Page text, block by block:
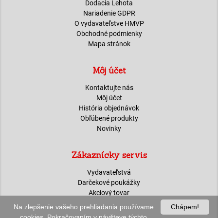
shopping_cart
Dodacia Lehota
Nariadenie GDPR
O vydavateľstve HMVP
Obchodné podmienky
Mapa stránok
Môj účet
Kontaktujte nás
Môj účet
História objednávok
Obľúbené produkty
Novinky
Zákaznícky servis
Vydavateľstvá
Darčekové poukážky
Akciový tovar
Chápem!
Na zlepšenie vašeho prehliadania používame